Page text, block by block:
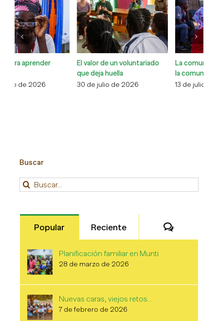
El valor de un voluntariado
30 de julio de 2026
La comunidad cuidando de
la comunidad
13 de julio de 2026
Buscar
Buscar:
Popular Reciente
Planificación familiar en Munti
28 de marzo de 2026
Nuevas caras, viejos retos…
7 de febrero de 2026